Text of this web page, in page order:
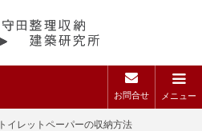
お問合せ メニュー
トイレットペーパーの収納方法